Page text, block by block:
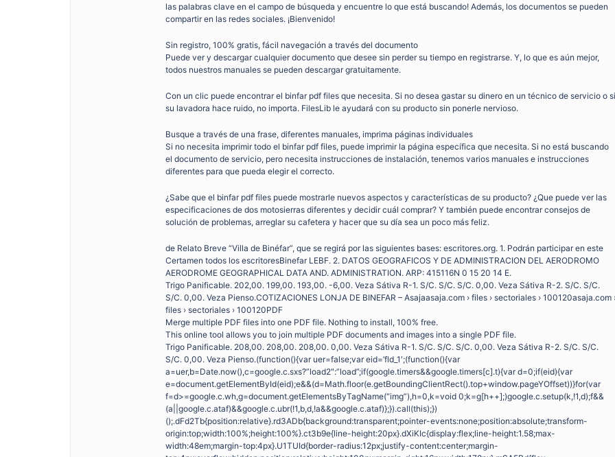
las palabras clave en el campo de búsqueda y encuentre lo que está buscando! Además, los documentos se pueden
compartir en las redes sociales. ¡Bienvenido!
Sin registro, 100% gratis, fácil navegación a través del documento
Puede ver y descargar cualquier documento que desee sin perder su tiempo en registrarse. Y, lo que es aún mejor,
todos nuestros manuales se pueden descargar gratuitamente.
Con un clic puede encontrar el binfar pdf files que necesita. Si no desea gastar su dinero en un técnico de servicio o si
su lavadora hace ruido, no importa. FilesLib le ayudará con su producto sin ponerle nervioso.
Busque a través de una frase, diferentes manuales, imprima páginas individuales
Si no necesita imprimir todo el binfar pdf files, puede imprimir la página específica que necesita. Si no está buscando
el documento de servicio, pero necesita instrucciones de instalación, tenemos varios manuales e instrucciones
diferentes para que pueda elegir el correcto.
¿Sabe que el binfar pdf files puede mostrarle nuevos aspectos y características de su producto? ¿Que puede ver las
especificaciones de dos motosierras diferentes y decidir cuál comprar? Y también puede encontrar consejos de
solución de problemas, arreglar su cafetera y hacer que su día sea un poco más feliz.
de Relato Breve “Villa de Binéfar”, que se regirá por las siguientes bases: escritores.org. 1. Podrán participar en este
Certamen todos los escritoresBinefar LEBF. 2. DATOS GEOGRAFICOS Y DE ADMINISTRACION DEL AERODROMO
AERODROME GEOGRAPHICAL DATA AND. ADMINISTRATION. ARP: 415116N 0 15 20 14 E.
Trigo Panificable. 202,00. 199,00. 193,00. -6,00. Veza Sátiva R-1. S/C. S/C. S/C. 0,00. Veza Sátiva R-2. S/C. S/C.
S/C. 0,00. Veza Pienso.COTIZACIONES LONJA DE BINEFAR – Asajaasaja.com › files › sectoriales › 100120asaja.com
files › sectoriales › 100120PDF
Merge multiple PDF files into one PDF file. Nothing to install, 100% free.
This online tool allows you to join multiple PDF documents and images into a single PDF file.
Trigo Panificable. 208,00. 208,00. 208,00. 0,00. Veza Sátiva R-1. S/C. S/C. S/C. 0,00. Veza Sátiva R-2. S/C. S/C.
S/C. 0,00. Veza Pienso.(function(){var uer=false;var eid=’fld_1′;(function(){var
a=uer,b=Date.now(),c=google.c.sxs?”load2″:”load”;if(google.timers&&google.timers[c].t){var d=0;if(eid){var
e=document.getElementById(eid);e&&(d=Math.floor(e.getBoundingClientRect().top+window.pageYOffset))}for(var
f=d>=google.c.wh,g=document.getElementsByTagName(“img”),h=0,k=void 0;k=g[h++];)google.c.setup(k,!1,d);f&&
(a||google.c.ataf)&&google.c.ubr(!1,b,d,!a&&google.c.ataf)};}).call(this);})
();.dFd2Tb{position:relative}.rd3ADb{background:transparent;pointer-events:none;position:absolute;transform-
origin:top;width:100%;height:100%}.ct3b9e{line-height:20px}.dXiKIc{display:flex;line-height:1.58;max-
width:48em;margin-top:4px}.U1TUId{border-radius:12px;justify-content:center;margin-